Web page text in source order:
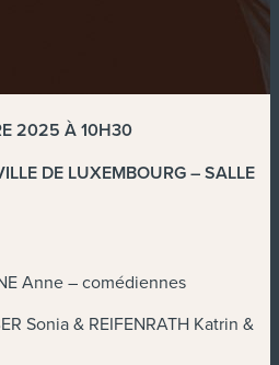
2025 À 10H30
DE LUXEMBOURG – SALLE
Anne – comédiennes
Sonia & REIFENRATH Katrin &